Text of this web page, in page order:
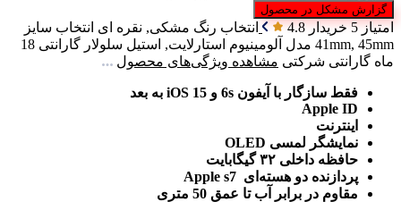
گزارش مشکل در محصول
امتیاز 5 خریدار 4.8 انتخاب رنگ مشکی, نقره ای انتخاب سایز
41mm, 45mm مدل آلومینیوم استارلایت, استیل سلولار گارانتی 18
ماه گارانتی شرکتی مشاهده ویژگی‌های محصول
فقط سازگار با آیفون 6s و iOS 15 به بعد
Apple ID
اینترنت
نمایشگر لمسی OLED
حافظه داخلی ۳۲ گیگابایت
پردازنده دو هسته‌ای Apple s7
مقاوم در برابر آب تا عمق 50 متری